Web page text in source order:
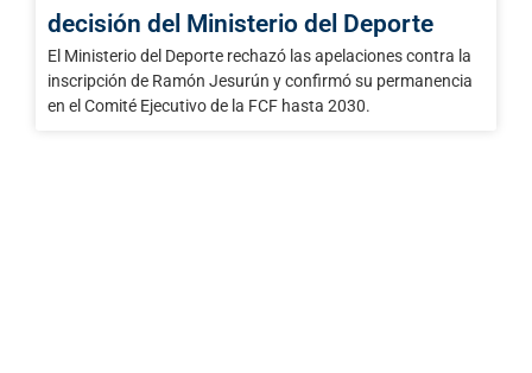
decisión del Ministerio del Deporte
El Ministerio del Deporte rechazó las apelaciones contra la
inscripción de Ramón Jesurún y confirmó su permanencia
en el Comité Ejecutivo de la FCF hasta 2030.